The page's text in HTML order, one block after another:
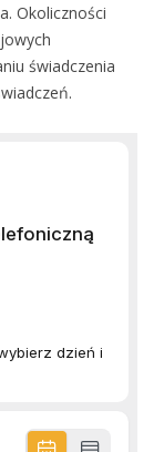
Okoliczności
świadczenia